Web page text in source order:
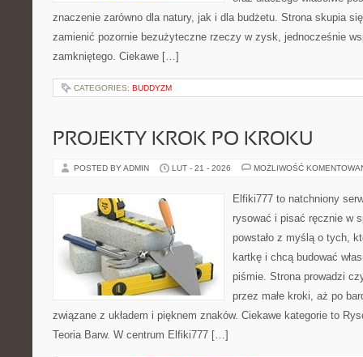
znaczenie zarówno dla natury, jak i dla budżetu. Strona skupia
zamienić pozornie bezużyteczne rzeczy w zysk, jednocześnie
zamkniętego. Ciekawe […]
CATEGORIES: BUDDYZM
PROJEKTY KROK PO KROKU
POSTED BY ADMIN LUT - 21 - 2026 MOŻLIWOŚĆ
Elfiki777 to natchniony
rysować i pisać ręcznie w
powstało z myślą o tych,
kartkę i chcą budować
piśmie. Strona prowadzi
przez małe kroki, aż po
związane z układem i pięknem znaków. Ciekawe kategorie to
Teoria Barw. W centrum Elfiki777 […]